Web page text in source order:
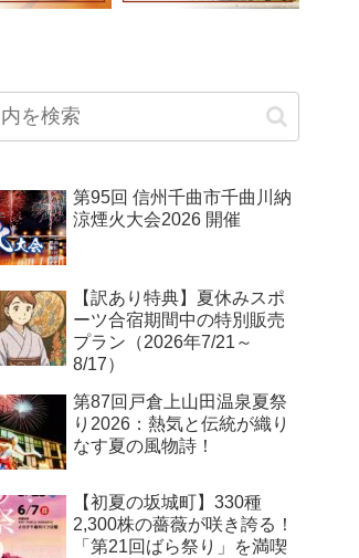
第95回 信州千曲市千曲川納
涼煙火大会2026 開催
【訳あり特典】夏休みスポ
ーツ合宿期間中の特別販売
プラン（2026年7/21～
8/17）
第87回戸倉上山田温泉夏祭
り2026：熱気と伝統が織り
なす夏の風物詩！
【初夏の坂城町】330種
2,300株の薔薇が咲き誇る！
「第21回ばら祭り」を満喫